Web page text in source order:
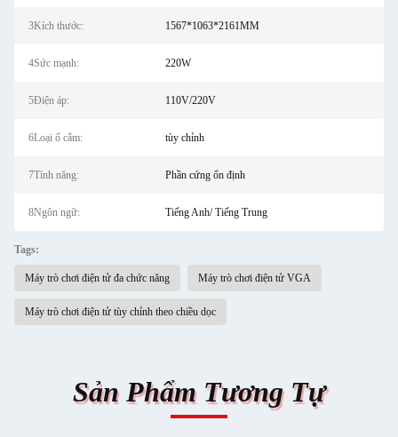
3Kích thước: 1567*1063*2161MM
4Sức mạnh: 220W
5Điện áp: 110V/220V
6Loại ổ cắm: tùy chỉnh
7Tính năng: Phần cứng ổn định
8Ngôn ngữ: Tiếng Anh/ Tiếng Trung
Tags:
Máy trò chơi điện tử đa chức năng Máy trò chơi điện tử VGA
Máy trò chơi điện tử tùy chỉnh theo chiều dọc
Sản Phẩm Tương Tự